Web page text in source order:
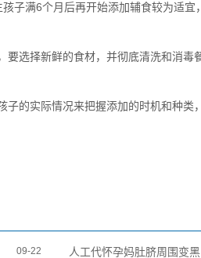
子满6个月后再开始添加辅食较为适
选择新鲜的食材，并彻底清洗和消毒
的实际情况来把握添加的时机和种类
09-22 人工代怀孕妈肚脐周围变黑